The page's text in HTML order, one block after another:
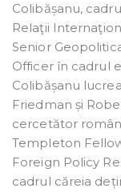
Colibășanu,
Relaţii
Senior
Officer în cadrul
Colibășanu
Friedman și
cercetător
Templeton
Foreign Policy
cadrul căreia